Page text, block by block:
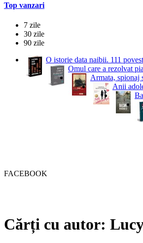
Top vanzari
7 zile
30 zile
90 zile
O istorie data naibii. 111
Omul care a rezolvat
Armata, spionaj
Anii
FACEBOOK
Cărți cu autor: